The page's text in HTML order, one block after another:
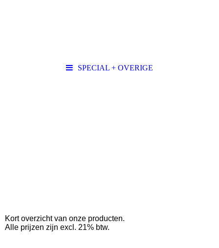
SPECIAL + OVERIGE
Kort overzicht van onze producten.
Alle prijzen zijn excl. 21% btw.